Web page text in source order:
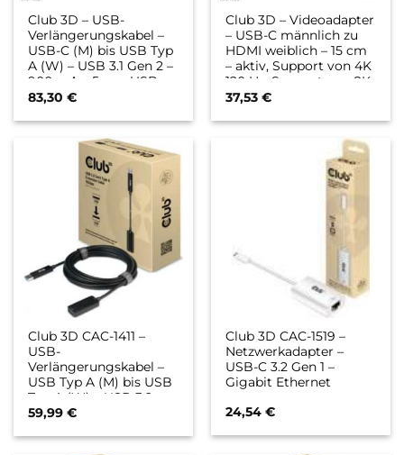
Club 3D – USB-
Verlängerungskabel –
USB-C (M) bis USB Typ
A (W) – USB 3.1 Gen 2 –
900 mA – 5 m – USB-
Strom, bi-direktional
83,30€
Club 3D – Videoadapter
– USB-C männlich zu
HDMI weiblich – 15 cm
– aktiv, Support von 4K
120 Hz, Support von 8K
60 Hz (B-Ware)
37,53€
Club 3D CAC-1411 –
USB-
Verlängerungskabel –
USB Typ A (M) bis USB
Typ A (W) – USB 3.2
Gen 2 – 900 mA – 5 m
59,99€
Club 3D CAC-1519 –
Netzwerkadapter –
USB-C 3.2 Gen 1 –
Gigabit Ethernet
24,54€